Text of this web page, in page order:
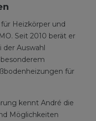
Heizkörper und
Seit 2010 berät er
Auswahl
für
kennt André die
Möglichkeiten